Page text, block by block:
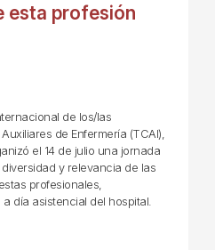
esta profesión
de los/las
de Enfermería (TCAI),
el 14 de julio una jornada
y relevancia de las
profesionales,
día asistencial del hospital.